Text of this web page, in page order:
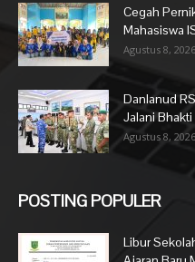
Cegah
Mahasiswa
Agustus 8, 2026
Danlanud
Jalani
Agustus 8, 2026
POSTING POPULER
Libur